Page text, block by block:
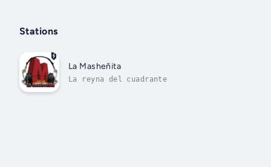
Stations
La Masheñita
La reyna del cuadrante